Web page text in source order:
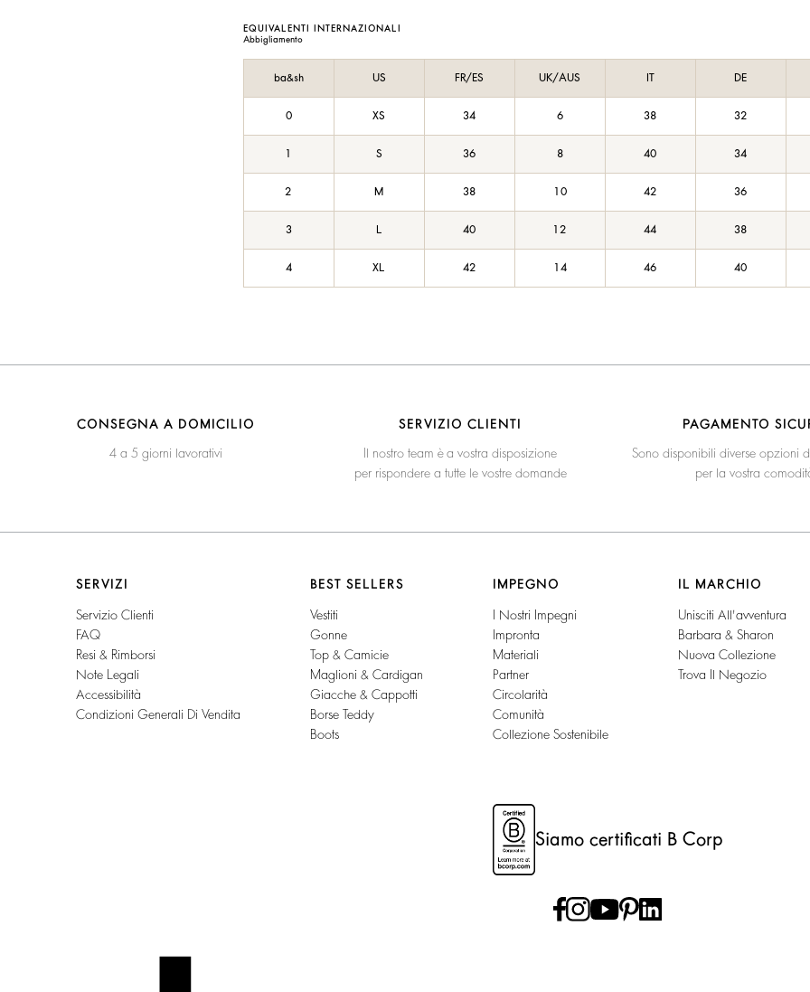
EQUIVALENTI INTERNAZIONALI
Abbigliamento
ba&sh US FR/ES UK/AUS IT DE
0 XS 34 6 38 32
1 S 36 8 40 34
2 M 38 10 42 36
3 L 40 12 44 38
4 XL 42 14 46 40
CONSEGNA A DOMICILIO
4 a 5 giorni lavorativi
SERVIZIO CLIENTI
Il nostro team è a vostra disposizione
per rispondere a tutte le vostre domande
PAGAMENTO
Sono disponibili diverse opzioni
per la vostra
SERVIZI
Servizio Clienti
FAQ
Resi & Rimborsi
Note Legali
Accessibilità
Condizioni Generali Di Vendita
BEST SELLERS
Vestiti
Gonne
Top & Camicie
Maglioni & Cardigan
Giacche & Cappotti
Borse Teddy
Boots
IMPEGNO
I Nostri Impegni
Impronta
Materiali
Partner
Circolarità
Comunità
Collezione Sostenibile
IL MARCHIO
Unisciti All'avventura
Barbara & Sharon
Nuova Collezione
Trova Il Negozio
Siamo certificati B Corp